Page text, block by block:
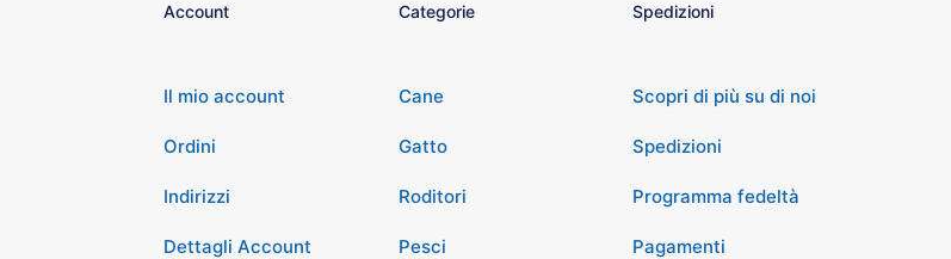
Account
Il mio account
Ordini
Indirizzi
Dettagli Account
Categorie
Cane
Gatto
Roditori
Pesci
Spedizioni
Scopri di più su di noi
Spedizioni
Programma fedeltà
Pagamenti